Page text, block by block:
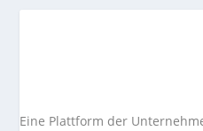
Eine Plattform der